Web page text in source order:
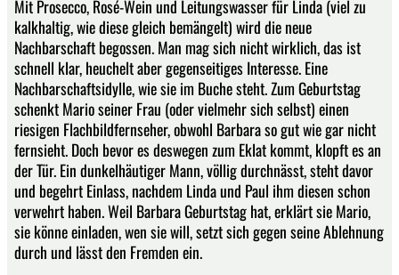
Mit Prosecco, Rosé-Wein und Leitungswasser für Linda (viel zu
kalkhaltig, wie diese gleich bemängelt) wird die neue
Nachbarschaft begossen. Man mag sich nicht wirklich, das ist
schnell klar, heuchelt aber gegenseitiges Interesse. Eine
Nachbarschaftsidylle, wie sie im Buche steht. Zum Geburtstag
schenkt Mario seiner Frau (oder vielmehr sich selbst) einen
riesigen Flachbildfernseher, obwohl Barbara so gut wie gar nicht
fernsieht. Doch bevor es deswegen zum Eklat kommt, klopft es an
der Tür. Ein dunkelhäutiger Mann, völlig durchnässt, steht davor
und begehrt Einlass, nachdem Linda und Paul ihm diesen schon
verwehrt haben. Weil Barbara Geburtstag hat, erklärt sie Mario,
sie könne einladen, wen sie will, setzt sich gegen seine Ablehnung
durch und lässt den Fremden ein.